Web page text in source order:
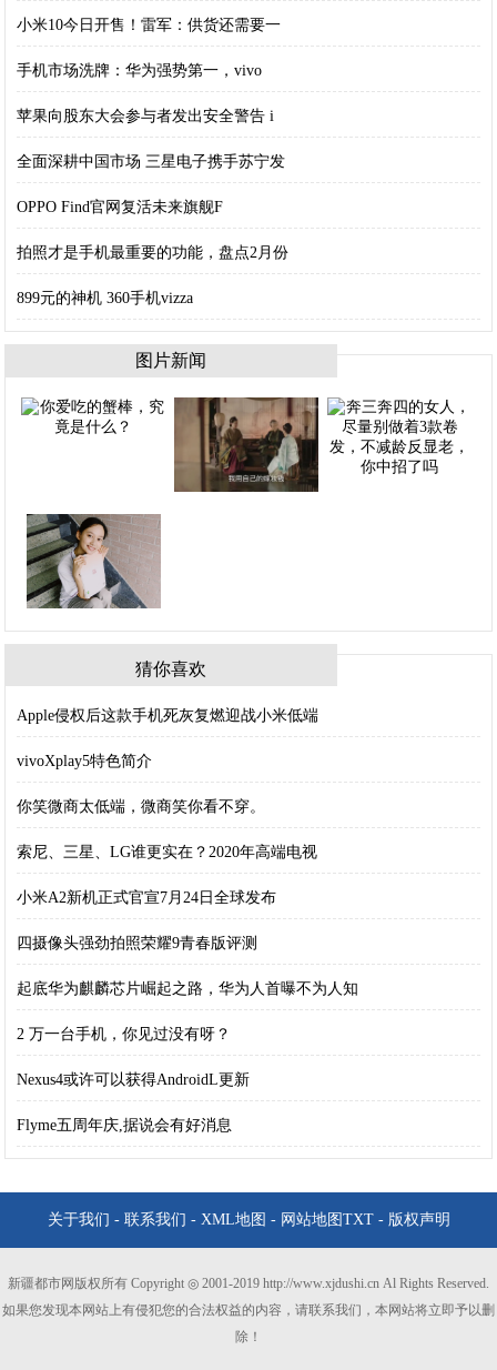
小米10今日开售！雷军：供货还需要一
手机市场洗牌：华为强势第一，vivo
苹果向股东大会参与者发出安全警告 i
全面深耕中国市场 三星电子携手苏宁发
OPPO Find官网复活未来旗舰F
拍照才是手机最重要的功能，盘点2月份
899元的神机 360手机vizza
图片新闻
猜你喜欢
Apple侵权后这款手机死灰复燃迎战小米低端
vivoXplay5特色简介
你笑微商太低端，微商笑你看不穿。
索尼、三星、LG谁更实在？2020年高端电视
小米A2新机正式官宣7月24日全球发布
四摄像头强劲拍照荣耀9青春版评测
起底华为麒麟芯片崛起之路，华为人首曝不为人知
2 万一台手机，你见过没有呀？
Nexus4或许可以获得AndroidL更新
Flyme五周年庆,据说会有好消息
关于我们 - 联系我们 - XML地图 - 网站地图 TXT- 版权声明
新疆都市网版权所有 Copyright ◎ 2001-2019 http://www.xjdushi.cn Al Rights Reserved.
如果您发现本网站上有侵犯您的合法权益的内容，请联系我们，本网站将立即予以删
除！